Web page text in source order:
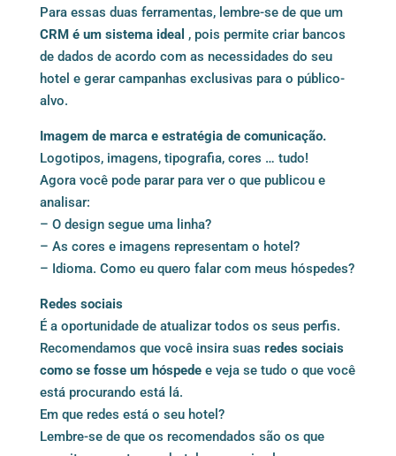
Para essas duas ferramentas, lembre-se de que um
CRM é um sistema ideal , pois permite criar bancos
de dados de acordo com as necessidades do seu
hotel e gerar campanhas exclusivas para o público-
alvo.
Imagem de marca e estratégia de comunicação.
Logotipos, imagens, tipografia, cores … tudo!
Agora você pode parar para ver o que publicou e
analisar:
– O design segue uma linha?
– As cores e imagens representam o hotel?
– Idioma. Como eu quero falar com meus hóspedes?
Redes sociais
É a oportunidade de atualizar todos os seus perfis.
Recomendamos que você insira suas redes sociais
como se fosse um hóspedee veja se tudo o que você
está procurando está lá.
Em que redes está o seu hotel?
Lembre-se de que os recomendados são os que